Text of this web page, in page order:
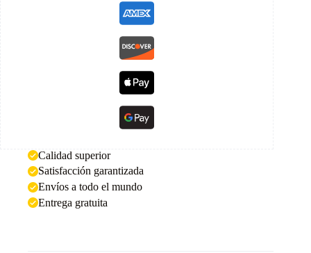
Calidad superior
Satisfacción garantizada
Envíos a todo el mundo
Entrega gratuita